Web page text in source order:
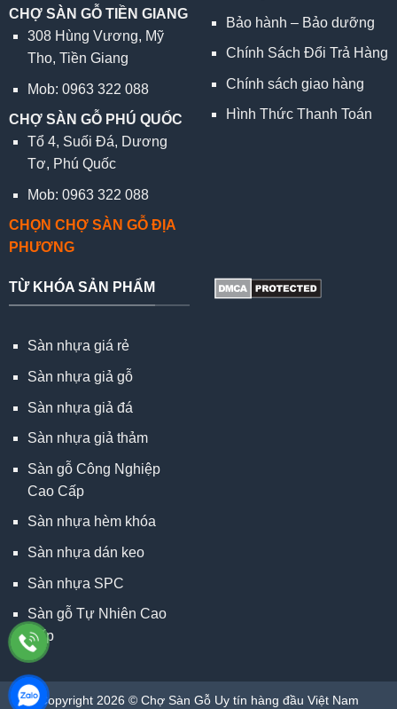
CHỢ SÀN GỖ TIỀN GIANG
308 Hùng Vương, Mỹ
Tho, Tiền Giang
Mob: 0963 322 088
CHỢ SÀN GỖ PHÚ QUỐC
Tổ 4, Suối Đá, Dương
Tơ, Phú Quốc
Mob: 0963 322 088
CHỌN CHỢ SÀN GỖ ĐỊA
PHƯƠNG
Bảo hành – Bảo dưỡng
Chính Sách Đổi Trả Hàng
Chính sách giao hàng
Hình Thức Thanh Toán
TỪ KHÓA SẢN PHẨM
Sàn nhựa giá rẻ
Sàn nhựa giả gỗ
Sàn nhựa giả đá
Sàn nhựa giả thảm
Sàn gỗ Công Nghiệp
Cao Cấp
Sàn nhựa hèm khóa
Sàn nhựa dán keo
Sàn nhựa SPC
Sàn gỗ Tự Nhiên Cao
Cấp
Copyright 2026 © Chợ Sàn Gỗ Uy tín hàng đầu Việt Nam